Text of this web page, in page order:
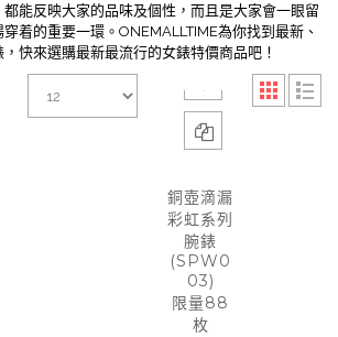
能反映大家的品味及個性，而且是大家會一眼留
着的重要一環。ONEMALLTIME為你找到最新、
快來選購最新最流行的女錶特價商品吧！
銅壺滴漏
彩虹系列
腕錶
(SPW0
03)
限量88
枚